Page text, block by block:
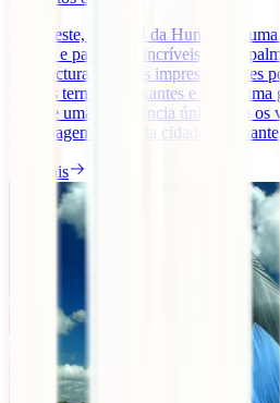
Budapeste, a capital da Hungria, é
cultura e paisagens incríveis,
arquitectura. Com as impressionantes
banhos termais relaxantes e uma ótima
oferece uma experiência única para os
uma viagem para esta cidade
Ler mais